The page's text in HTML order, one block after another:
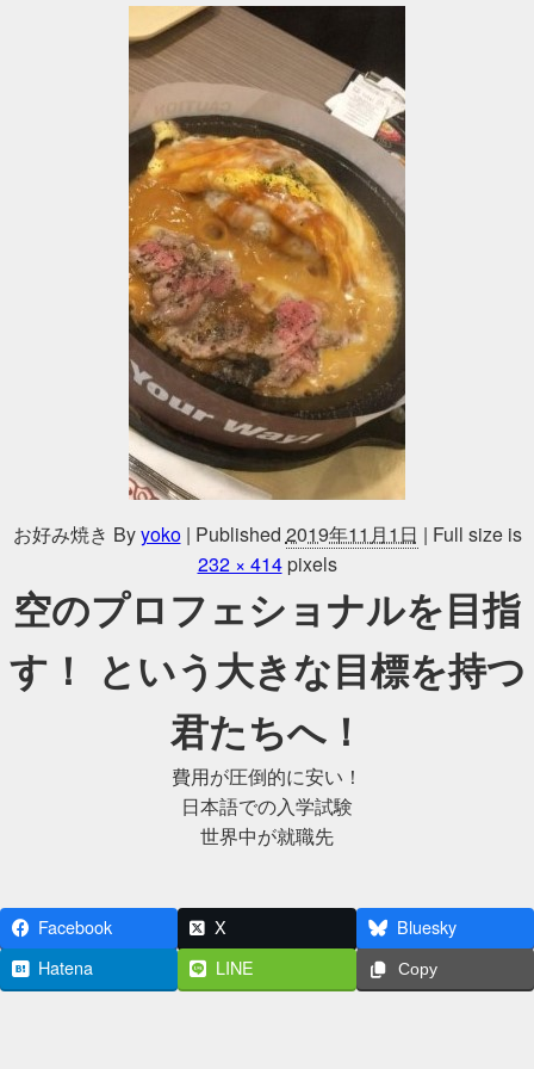
お好み焼き Byyoko | Published 2019年11月1日 | Full size is
232 × 414pixels
空のプロフェショナルを目指
す！ という大きな目標を持つ
君たちへ！
費用が圧倒的に安い！
日本語での入学試験
世界中が就職先
Facebook X
Bluesky
Hatena
LINE Copy